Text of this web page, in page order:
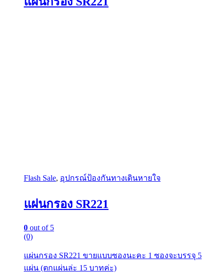
Flash Sale, อุปกรณ์ป้องกันทางเดินหายใจ
แผ่นกรอง SR221
0 out of 5
(0)
แผ่นกรอง SR221 ขายแบบซองนะคะ 1 ซองจะบรรจุ 5
แผ่น (ตกแผ่นล่ะ 15 บาทค่ะ)